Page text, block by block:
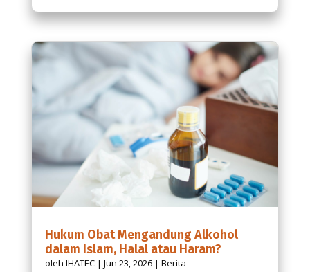
Hukum Obat Mengandung Alkohol
dalam Islam, Halal atau Haram?
oleh IHATEC| Jun 23, 2026| Berita